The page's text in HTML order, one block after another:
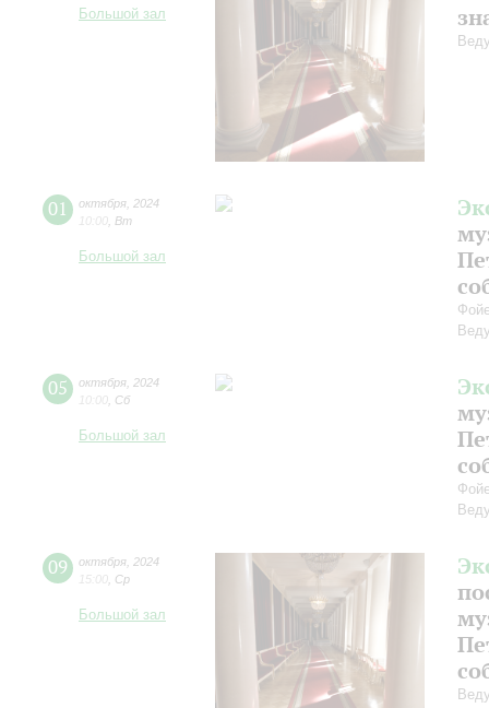
Большой зал
01 октября 2024
10:00 Вт
Большой зал
05 октября 2024
10:00 Сб
Большой зал
09 октября 2024
15:00 Ср
Большой зал